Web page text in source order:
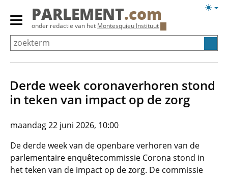
Overslaan
Primair
menu
tonen/verbergen
PARLEMENT.com
onder redactie van het Montesquieu Instituut
Derde week coronaverhoren stond
in teken van impact op de zorg
maandag 22 juni 2026, 10:00
De derde week van de openbare verhoren van de
parlementaire enquêtecommissie Corona stond in
het teken van de impact op de zorg. De commissie